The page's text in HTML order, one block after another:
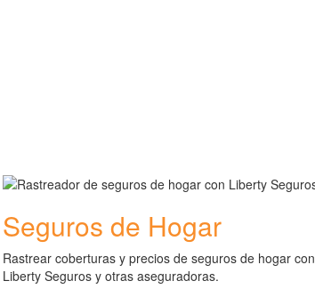
Seguros de Hogar
Rastrear coberturas y precios de seguros de hogar con
Liberty Seguros y otras aseguradoras.